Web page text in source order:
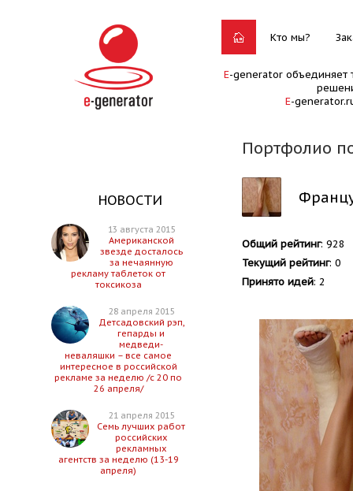
Кто мы?
E-generator объединяет
E-
Портфолио
НОВОСТИ
13 августа 2015
Американской
звезде досталось
за нечаянную
рекламу таблеток от
токсикоза
28 апреля 2015
Детсадовский рэп,
гепарды и
медведи-
неваляшки – все самое
интересное в российской
рекламе за неделю /с 20 по
26 апреля/
21 апреля 2015
Семь лучших работ
российских
рекламных
агентств за неделю (13-19
апреля)
Общий рейтинг: 928
Текущий рейтинг: 0
Принято идей: 2